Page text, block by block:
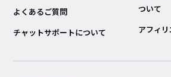
よくあるご質問
チャットサポートについて
ついて
アフィ